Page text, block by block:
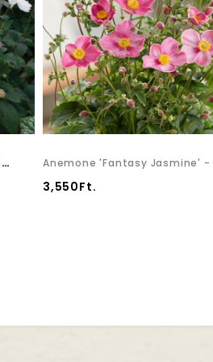
Anemone Hupehensis 'Snow Angel' - Szellőrózsa
3,550Ft.